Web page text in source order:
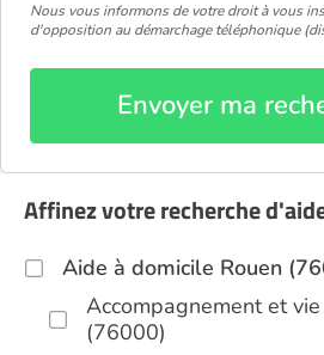
Nous vous informons de votre droit à vous
d'opposition au démarchage téléphonique
Envoyer ma
Affinez votre recherche
Aide à domicile Rouen
Accompagnement et
(76000)